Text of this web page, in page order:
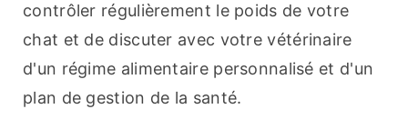
contrôler régulièrement le poids de votre
chat et de discuter avec votre vétérinaire
d'un régime alimentaire personnalisé et d'un
plan de gestion de la santé.